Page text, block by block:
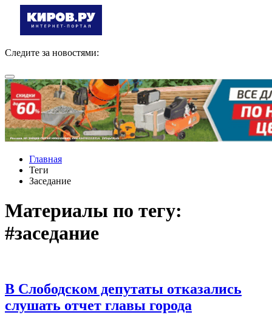
Следите за новостями:
Главная
Теги
Заседание
Материалы по тегу:
#заседание
В Слободском депутаты отказались
слушать отчет главы города